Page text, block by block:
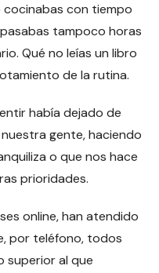
cocinabas con tiempo
tampoco horas
Qué no leías un libro
de la rutina.
había dejado de
gente, haciendo
o que nos hace
prioridades.
online, han atendido
por teléfono, todos
superior al que